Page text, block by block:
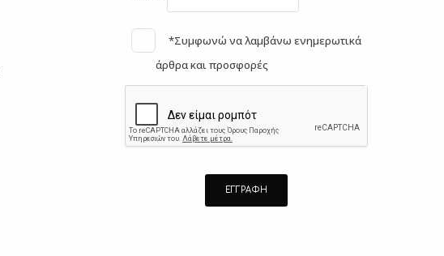
*Συμφωνώ να λαμβάνω ενημερωτικά
άρθρα και προσφορές